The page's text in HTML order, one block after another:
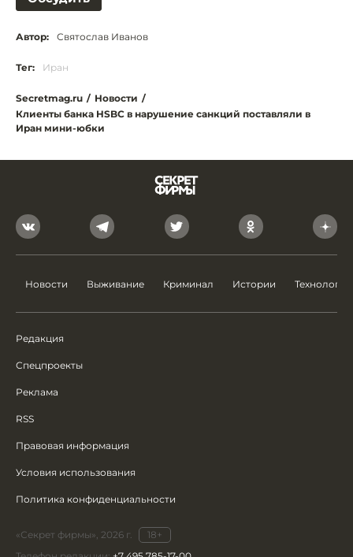
Автор: Святослав Иванов
Тег: Иран
Secretmag.ru / Новости /
Клиенты банка HSBC в нарушение санкций поставляли в
Иран мини-юбки
Новости Выживание Криминал Истории Технологии
Редакция
Спецпроекты
Реклама
RSS
Правовая информация
Условия использования
Политика конфиденциальности
«Секрет фирмы», 2026 г.
18+